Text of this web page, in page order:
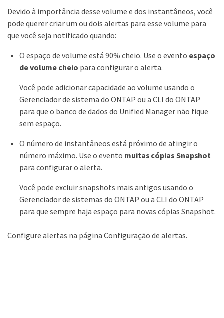
Devido à importância desse volume e dos instantâneos, você
pode querer criar um ou dois alertas para esse volume para
que você seja notificado quando:
O espaço de volume está 90% cheio. Use o evento espaço
de volume cheio para configurar o alerta.
Você pode adicionar capacidade ao volume usando o
Gerenciador de sistema do ONTAP ou a CLI do ONTAP
para que o banco de dados do Unified Manager não fique
sem espaço.
O número de instantâneos está próximo de atingir o
número máximo. Use o evento muitas cópias Snapshot
para configurar o alerta.
Você pode excluir snapshots mais antigos usando o
Gerenciador de sistemas do ONTAP ou a CLI do ONTAP
para que sempre haja espaço para novas cópias Snapshot.
Configure alertas na página Configuração de alertas.